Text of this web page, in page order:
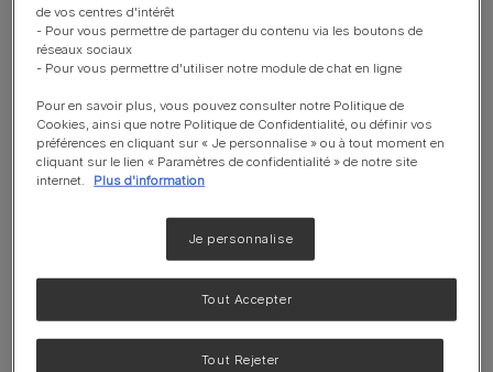
cette nouvelle édition de TOLOS'ASV, le congrès 100%
dédié aux ASV.
Ajouter au calendrier
En savoir plus
de vos centres d'intérêt
- Pour vous permettre de partager du contenu via les boutons de
réseaux sociaux
- Pour vous permettre d'utiliser notre module de chat en ligne
Pour en savoir plus, vous pouvez consulter notre Politique de
Cookies, ainsi que notre Politique de Confidentialité, ou définir vos
préférences en cliquant sur « Je personnalise » ou à tout moment en
cliquant sur le lien « Paramètres de confidentialité » de notre site
internet.
Plus d'information
Je personnalise
Tout Rejeter
Tout Accepter